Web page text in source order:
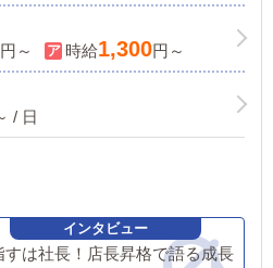
円～ 時給1,300円～
/ 日
すは社長！店長昇格で語る成長